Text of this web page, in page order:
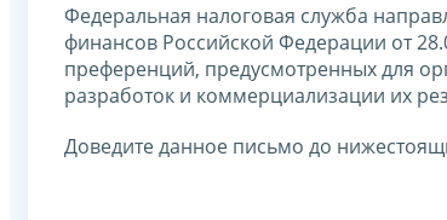
Федеральная налоговая служба
финансов Российской Федерации от
преференций, предусмотренных для
разработок и коммерциализации их
Доведите данное письмо до